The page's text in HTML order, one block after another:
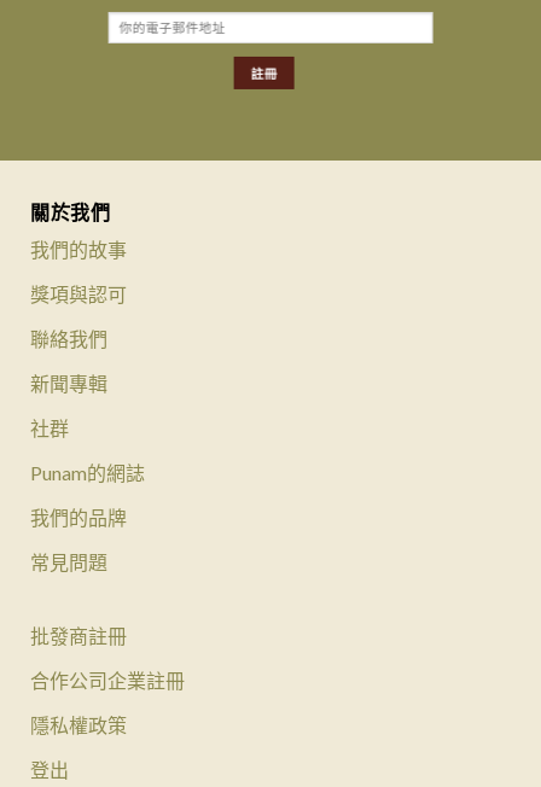
關於我們
我們的故事
獎項與認可
聯絡我們
新聞專輯
社群
Punam的網誌
我們的品牌
常見問題
批發商註冊
合作公司企業註冊
隱私權政策
登出